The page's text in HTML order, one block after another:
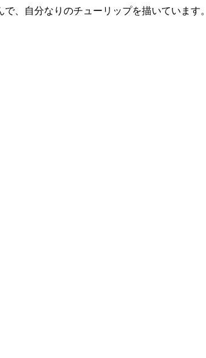
、自分なりのチューリップを描いています。